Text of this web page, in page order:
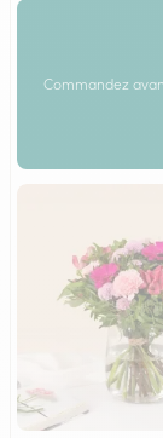
Commandez